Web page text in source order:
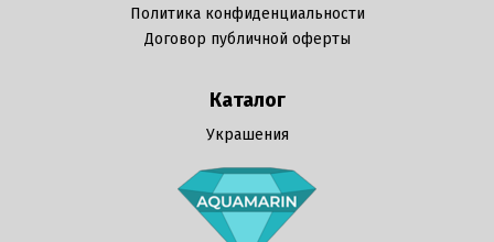
Политика конфиденциальности
Договор публичной оферты
Каталог
Украшения